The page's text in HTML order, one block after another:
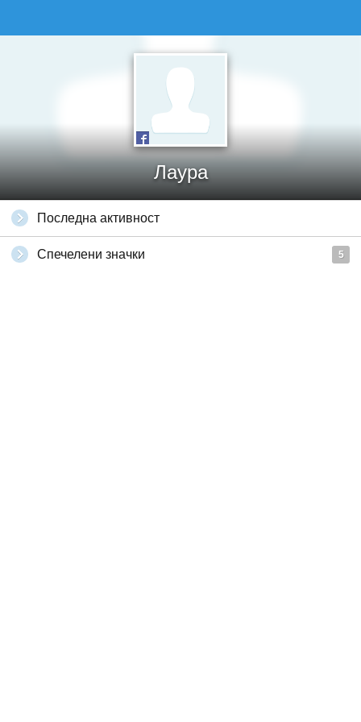
Лаура
Последна активност
Спечелени значки 5